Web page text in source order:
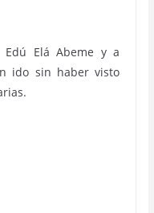
Edú Elá Abeme y a
ido sin haber visto